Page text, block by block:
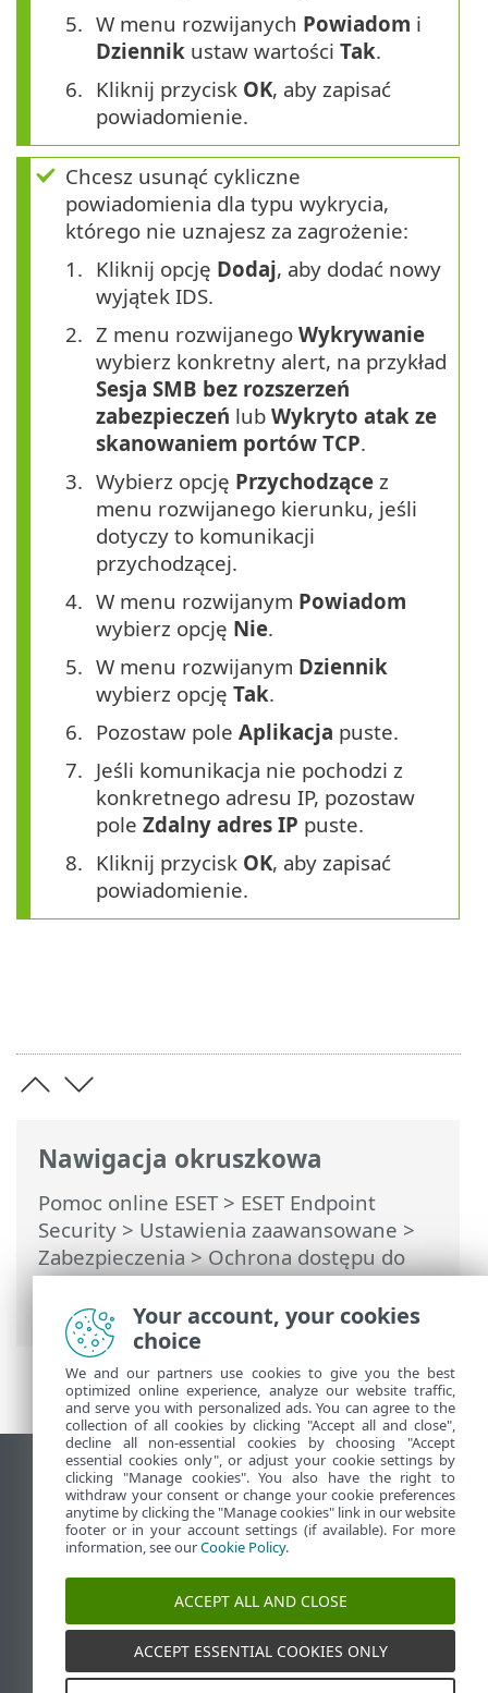
Nawigacja okruszkowa
Pomoc online ESET> ESET Endpoint
Security > Ustawienia zaawansowane >
Zabezpieczenia>Ochrona dostępu do
sieci>Ochrona przed atakami z sieci
(IDS)> Reguły IDS
W menu rozwijanych Powiadom i
Dziennik ustaw wartości Tak.
Kliknij przycisk OK, aby zapisać
powiadomienie.
Chcesz usunąć cykliczne
powiadomienia dla typu wykrycia,
którego nie uznajesz za zagrożenie:
Kliknij opcję Dodaj, aby dodać nowy
wyjątek IDS.
Z menu rozwijanego Wykrywanie
wybierz konkretny alert, na przykład
Sesja SMB bez rozszerzeń
zabezpieczeń lub Wykryto atak ze
skanowaniem portów TCP.
Wybierz opcję Przychodzące z
menu rozwijanego kierunku, jeśli
dotyczy to komunikacji
przychodzącej.
W menu rozwijanym Powiadom
wybierz opcję Nie.
W menu rozwijanym Dziennik
wybierz opcję Tak.
Pozostaw pole Aplikacja puste.
Jeśli komunikacja nie pochodzi z
konkretnego adresu IP, pozostaw
pole Zdalny adres IP puste.
Kliknij przycisk OK, aby zapisać
powiadomienie.
Wyświetl witrynę internetową dla
komputerów
End of Life
Baza wiedzy ESET
Forum ESET
ESET Status Portal
Pomoc regionalna
Your account, your cookies
choice
We and our partners use cookies to give you the best
optimized online experience, analyze our website traffic,
and serve you with personalized ads. You can agree to the
collection of all cookies by clicking "Accept all and close",
decline all non-essential cookies by choosing "Accept
essential cookies only", or adjust your cookie settings by
clicking "Manage cookies". You also have the right to
withdraw your consent or change your cookie preferences
anytime by clicking the "Manage cookies" link in our website
footer or in your account settings (if available). For more
information, see ourCookie Policy.
ACCEPT ALL AND CLOSE
ACCEPT ESSENTIAL COOKIES ONLY